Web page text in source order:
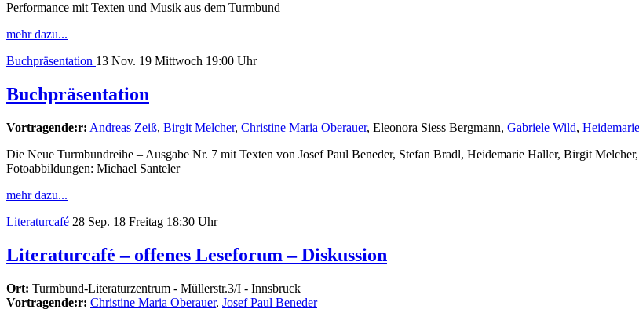
Performance mit Texten und Musik aus dem Turmbund
mehr dazu...
Buchpräsentation 13 Nov. 19 Mittwoch 19:00 Uhr
Buchpräsentation
Vortragende:r: Andreas Zeiß, Birgit Melcher, Christine Maria Oberauer, Eleonora Siess Bergmann, Gabriele Wild,
Die Neue Turmbundreihe – Ausgabe Nr. 7 mit Texten von Josef Paul Beneder, Stefan Bradl, Heidemarie Haller, Birgit
Fotoabbildungen: Michael Santeler
mehr dazu...
Literaturcafé 28 Sep. 18 Freitag 18:30 Uhr
Literaturcafé – offenes Leseforum – Diskussion
Ort: Turmbund-Literaturzentrum - Müllerstr.3/I - Innsbruck
Vortragende:r: Christine Maria Oberauer, Josef Paul Beneder